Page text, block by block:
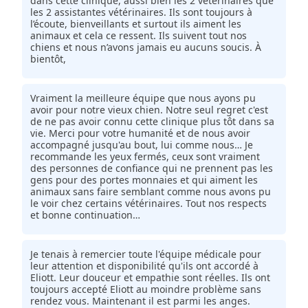
les 2 assistantes vétérinaires. Ils sont toujours à
l’écoute, bienveillants et surtout ils aiment les
animaux et cela ce ressent. Ils suivent tout nos
chiens et nous n’avons jamais eu aucuns soucis. À
bientôt,
Vraiment la meilleure équipe que nous ayons pu
avoir pour notre vieux chien. Notre seul regret c'est
de ne pas avoir connu cette clinique plus tôt dans sa
vie. Merci pour votre humanité et de nous avoir
accompagné jusqu'au bout, lui comme nous… Je
recommande les yeux fermés, ceux sont vraiment
des personnes de confiance qui ne prennent pas les
gens pour des portes monnaies et qui aiment les
animaux sans faire semblant comme nous avons pu
le voir chez certains vétérinaires. Tout nos respects
et bonne continuation…
Je tenais à remercier toute l'équipe médicale pour
leur attention et disponibilité qu'ils ont accordé à
Eliott. Leur douceur et empathie sont réelles. Ils ont
toujours accepté Eliott au moindre problème sans
rendez vous. Maintenant il est parmi les anges.